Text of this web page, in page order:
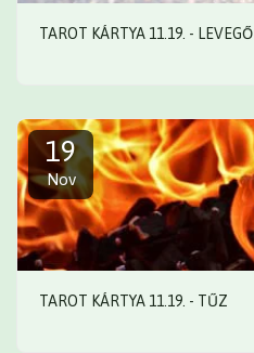
TAROT KÁRTYA 11.19. - LEVEGŐ
19
Nov
TAROT KÁRTYA 11.19. - TŰZ